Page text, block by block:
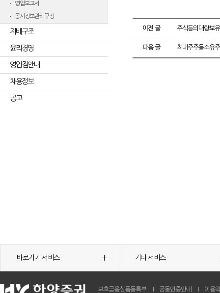
영업보고서
공시정보관리규정
지배구조
윤리경영
영업점안내
채용정보
공고
이전 글 주식등의대량보
다음 글 최대주주등소유
바로가기 서비스 기타 서비스
보호금융상품등록부 공동인증안내 이용